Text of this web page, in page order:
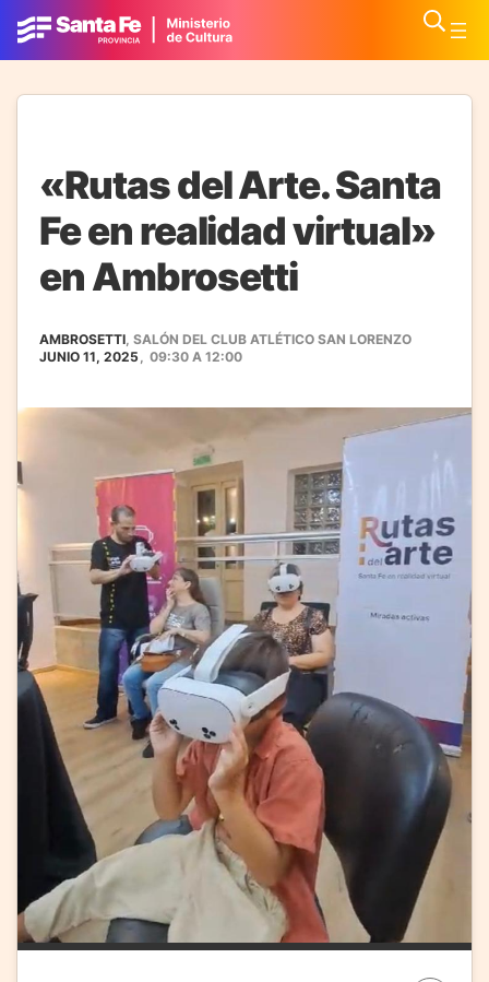
«Rutas del Arte. Santa
Fe en realidad virtual»
en Ambrosetti
AMBROSETTI, SALÓN DEL CLUB ATLÉTICO SAN LORENZO
JUNIO 11, 2025, 09:30 A 12:00